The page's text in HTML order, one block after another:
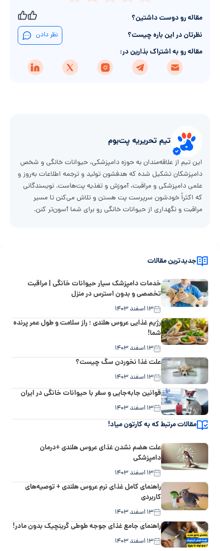
مقاله رو دوست داشتین؟
نظرتان در این باره چیست؟
نظر دادن
مقاله رو به اشتراک بذارین در:
تیم تحریریه پت‌بوم
این تیم از علاقه‌مندان به حوزه دامپزشکی، حیوانات خانگی و شخص
دامپزشکان تشکیل شده که هدفشون تولید و ترجمه اطلاعات به‌روز و
علمی دامپزشکی و مراقبت، آموزش و تغذیه پت‌هاست. نویسندگانی
که اکثراً خودشون سرپرست پت هستن و تلاش می‌کنن تا مسیر
مراقبت و نگهداری از حیوانات خانگی رو برای شما آسون‌تر کنن.
جدیدترین مقالات
خدمات دامپزشک سیار حیوانات خانگی | مراقبت
تخصصی و بدون استرس در منزل
۱۳ اسفند ۱۴۰۳
رژیم غذایی عروس هلندی ؛ راز سلامت و طول عمر پرنده
شما!
۱۳ اسفند ۱۴۰۳
علت غذا نخوردن سگ چیست؟
۱۳ اسفند ۱۴۰۳
قوانین جابه‌جایی و سفر با حیوانات خانگی در ایران
۱۳ اسفند ۱۴۰۳
مقالات مرتبط که به کارتون میاد!
علت هضم نشدن غذای عروس هلندی +درمان
دامپزشکی
۱۳ اسفند ۱۴۰۳
راهنمای کامل غذای نرم عروس هلندی + توصیه‌های
کاربردی
۱۳ اسفند ۱۴۰۳
راهنمای جامع غذای جوجه طوطی گرینچیک بدون مادر!
۱۳ اسفند ۱۴۰۳